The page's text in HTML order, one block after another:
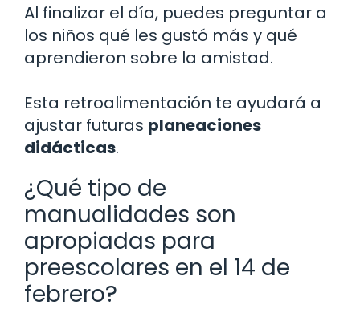
Al finalizar el día, puedes preguntar a
los niños qué les gustó más y qué
aprendieron sobre la amistad.
Esta retroalimentación te ayudará a
ajustar futuras planeaciones
didácticas.
¿Qué tipo de
manualidades son
apropiadas para
preescolares en el 14 de
febrero?